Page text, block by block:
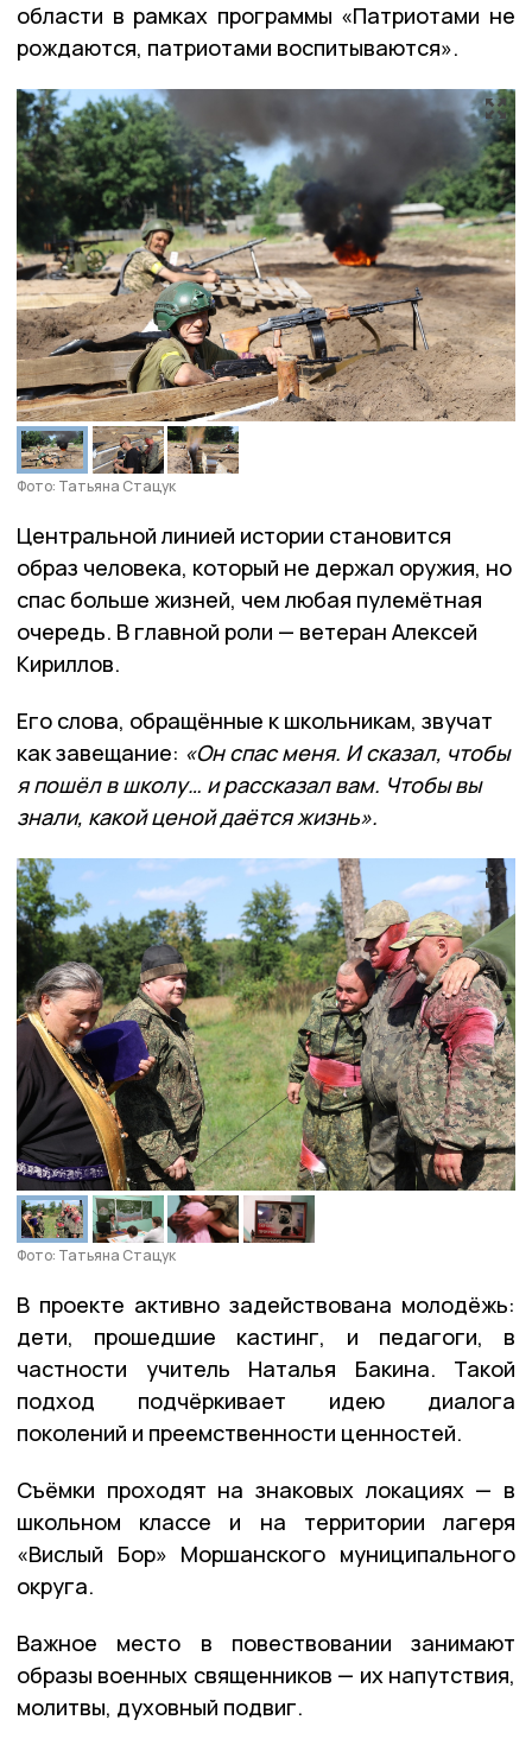
области в рамках программы «Патриотами не
рождаются, патриотами воспитываются».
Фото: Татьяна Стацук
Центральной линией истории становится
образ человека, который не держал оружия, но
спас больше жизней, чем любая пулемётная
очередь. В главной роли — ветеран Алексей
Кириллов.
Его слова, обращённые к школьникам, звучат
как завещание: «Он спас меня. И сказал, чтобы
я пошёл в школу… и рассказал вам. Чтобы вы
знали, какой ценой даётся жизнь».
Фото: Татьяна Стацук
В проекте активно задействована молодёжь:
дети, прошедшие кастинг, и педагоги, в
частности учитель Наталья Бакина. Такой
подход подчёркивает идею диалога
поколений и преемственности ценностей.
Съёмки проходят на знаковых локациях — в
школьном классе и на территории лагеря
«Вислый Бор» Моршанского муниципального
округа.
Важное место в повествовании занимают
образы военных священников — их напутствия,
молитвы, духовный подвиг.